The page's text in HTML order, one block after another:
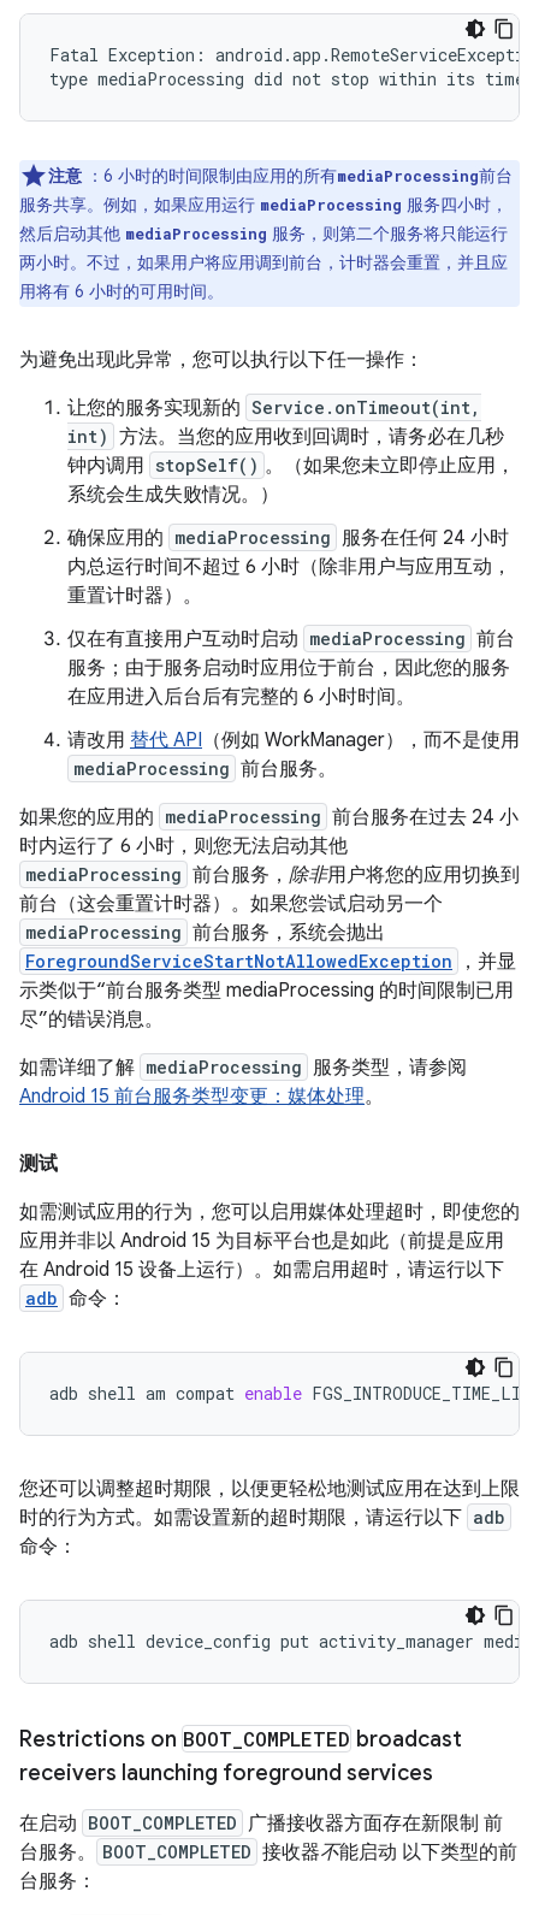
Fatal Exception:
注意 ：6 小时的时间限制由应用的所有mediaProcessing前台
服务共享。例如，如果应用运行 mediaProcessing 服务四小时，
然后启动其他 mediaProcessing 服务，则第二个服务将只能运行
两小时。不过，如果用户将应用调到前台，计时器会重置，并且应
用将有 6 小时的可用时间。
为避免出现此异常，您可以执行以下任一操作：
让您的服务实现新的 Service.onTimeout(int,
int) 方法。当您的应用收到回调时，请务必在几秒
钟内调用 stopSelf() 。（如果您未立即停止应用，
系统会生成失败情况。）
确保应用的 mediaProcessing 服务在任何 24 小时
内总运行时间不超过 6 小时（除非用户与应用互动，
重置计时器）。
仅在有直接用户互动时启动 mediaProcessing 前台
服务；由于服务启动时应用位于前台，因此您的服务
在应用进入后台后有完整的 6 小时时间。
请改用 替代 API （例如 WorkManager），而不是使用
mediaProcessing 前台服务。
如果您的应用的 mediaProcessing 前台服务在过去 24 小
时内运行了 6 小时，则您无法启动其他
mediaProcessing 前台服务， 除非用户将您的应用切换到
前台（这会重置计时器）。如果您尝试启动另一个
mediaProcessing 前台服务，系统会抛出
ForegroundServiceStartNotAllowedException
，并显
示类似于“前台服务类型 mediaProcessing 的时间限制已用
尽”的错误消息。
如需详细了解 mediaProcessing 服务类型，请参阅
Android 15 前台服务类型变更：媒体处理。
测试
如需测试应用的行为，您可以启用媒体处理超时，即使您的
应用并非以 Android 15 为目标平台也是如此（前提是应用
在 Android 15 设备上运行）。如需启用超时，请运行以下
adb 命令：
adb shell am compat enable
您还可以调整超时期限，以便更轻松地测试应用在达到上限
时的行为方式。如需设置新的超时期限，请运行以下 adb
命令：
adb shell device_config put activity_manager
Restrictions on BOOT COMPLETED broadcast
receivers launching foreground services
在启动 BOOT_COMPLETED 广播接收器方面存在新限制 前
台服务。
BOOT_COMPLETED 接收器不能启动 以下类型的前
台服务：